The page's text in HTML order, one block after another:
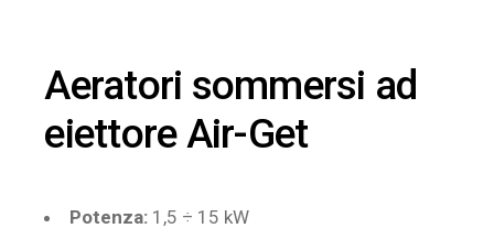
Aeratori sommersi ad
eiettore Air-Get
Potenza: 1,5 ÷ 15 kW